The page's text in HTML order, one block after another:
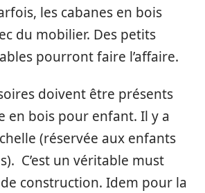
les cabanes en bois
du mobilier. Des petits
pourront faire l’affaire.
doivent être présents
en bois pour enfant. Il y a
(réservée aux enfants
C’est un véritable must
construction. Idem pour la